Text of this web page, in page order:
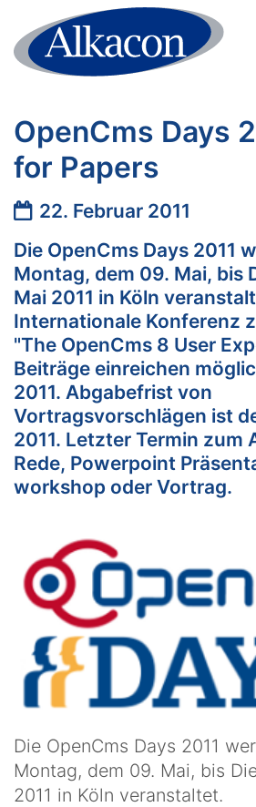
Zum Inhalt springen
OpenCms Days
for Papers
Datum:
22. Februar 2011
Die OpenCms Days 2011
Montag, dem 09. Mai, bis
Mai 2011 in Köln
Internationale Konferenz
"The OpenCms 8 User
Beiträge einreichen
2011. Abgabefrist von
Vortragsvorschlägen ist
2011. Letzter Termin zum
Rede, Powerpoint
workshop oder Vortrag.
Die OpenCms Days 2011
Montag, dem 09. Mai, bis
2011 in Köln veranstaltet.